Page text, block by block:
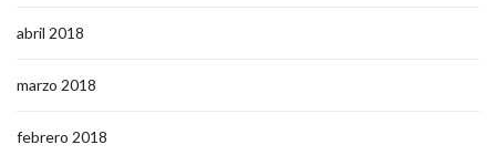
abril 2018
marzo 2018
febrero 2018